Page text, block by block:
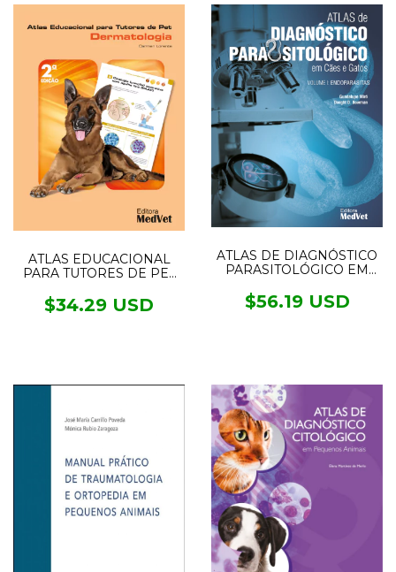
ATLAS EDUCACIONAL
PARA TUTORES DE PET
$34.29 USD
ATLAS DE DIAGNÓSTICO
PARASITOLÓGICO EM
ENDOPARASITAS
$56.19 USD